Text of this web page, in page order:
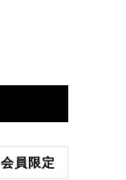
会員限定